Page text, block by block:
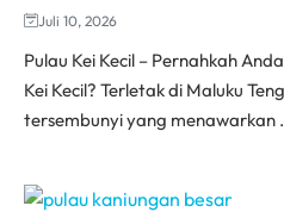
Juli 10, 2026
Pulau Kei Kecil – Pernahkah
Kei Kecil? Terletak di Maluku
tersembunyi yang menawarkan